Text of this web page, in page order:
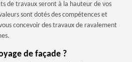
de travaux seront à la hauteur de vos
sont dotés des compétences et
concevoir des travaux de ravalement
de façade ?